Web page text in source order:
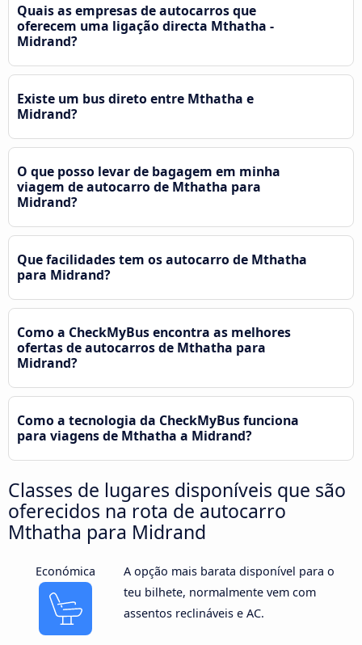
Quais as empresas de autocarros que
oferecem uma ligação directa Mthatha -
Midrand?
Existe um bus direto entre Mthatha e
Midrand?
O que posso levar de bagagem em minha
viagem de autocarro de Mthatha para
Midrand?
Que facilidades tem os autocarro de Mthatha
para Midrand?
Como a CheckMyBus encontra as melhores
ofertas de autocarros de Mthatha para
Midrand?
Como a tecnologia da CheckMyBus funciona
para viagens de Mthatha a Midrand?
Classes de lugares disponíveis que são
oferecidos na rota de autocarro
Mthatha para Midrand
Económica
A opção mais barata disponível para o
teu bilhete, normalmente vem com
assentos reclináveis e AC.